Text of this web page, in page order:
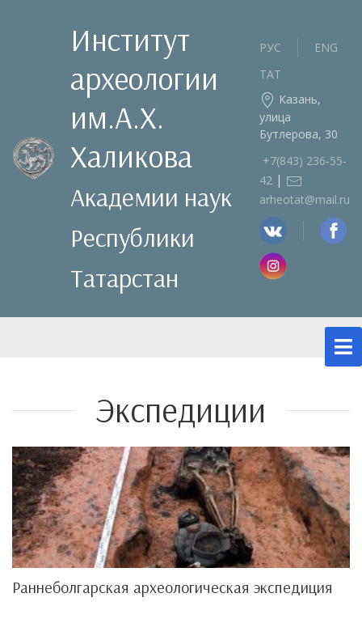
Институт
археологии
им.А.Х.
Халикова
Академии наук
Республики
Татарстан
РУС
ENG
ТАТ
Казань,
улица
Бутлерова, 30
+7(843) 236‑55-
42 |
arheotat@mail.ru
Экспедиции
Раннеболгарская археологическая экспедиция